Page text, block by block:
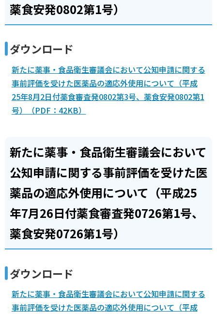
薬食安発0802第1号）
ダウンロード
新たに薬事・食品衛生審議会において公知申請に関する
事前評価を受けた医薬品の適応外使用について（平成
25年8月2日付薬食審査発0802第3号、薬食安発0802第1
号）（PDF：42KB）
新たに薬事・食品衛生審議会において
公知申請に関する事前評価を受けた医
薬品の適応外使用について（平成25
年7月26日付薬食審査発0726第1号、
薬食安発0726第1号）
ダウンロード
新たに薬事・食品衛生審議会において公知申請に関する
事前評価を受けた医薬品の適応外使用について（平成